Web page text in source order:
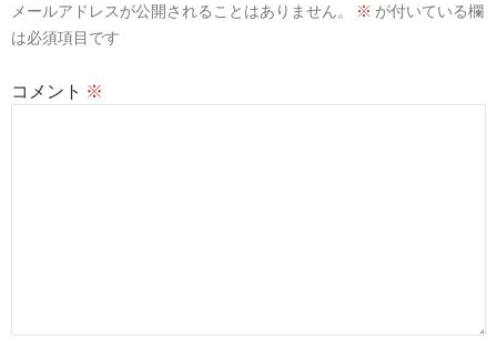
ョ
メールアドレスが公開されることはありません。 ※ が付いている欄
は必須項目です
コメント ※